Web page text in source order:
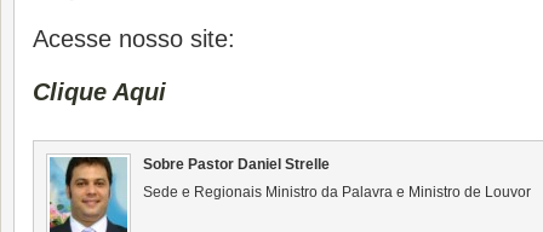
Acesse nosso site:
Clique Aqui
Sobre Pastor Daniel Strelle
Sede e Regionais Ministro da Palavra e Ministro de Louvor